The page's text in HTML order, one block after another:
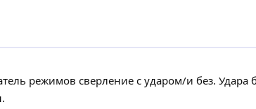
режимов сверление с ударом/и без.